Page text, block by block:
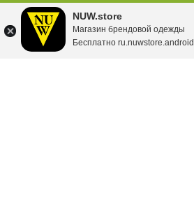
NUW.store
Магазин брендовой одежды
Бесплатно ru.nuwstore.android